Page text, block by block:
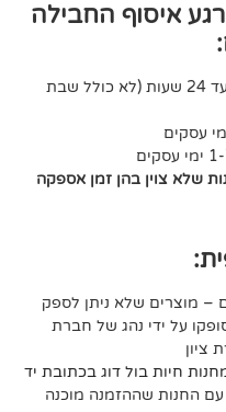
כולל שבת
אספקה
לספק
חברת
בכתובת יד
מוכנה